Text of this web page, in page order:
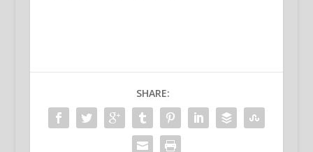
SHARE: